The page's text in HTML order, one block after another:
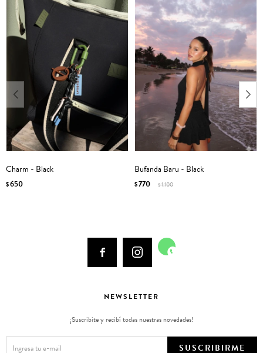
Charm - Black
$650
Bufanda Baru - Black
$770 $1.100
  
NEWSLETTER
¡Suscribite y recibí todas nuestras novedades!
SUSCRIBIRME